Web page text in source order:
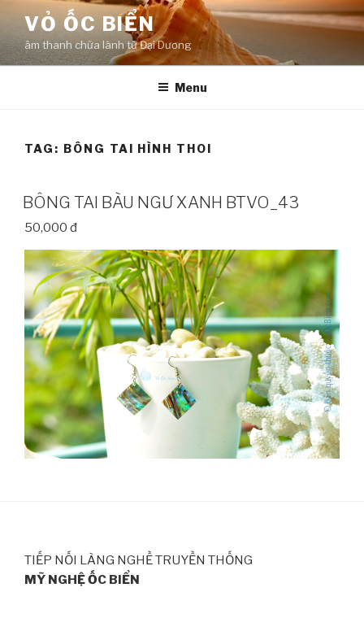
content
VỎ ỐC BIỂN
âm thanh chữa lành từ Đại Dương
Menu
TAG: BÔNG TAI HÌNH THOI
BÔNG TAI BÀU NGƯ XANH BTVO_43
50,000 đ
TIẾP NỐI LÀNG NGHỀ TRUYỀN THỐNG
MỸ NGHỆ ỐC BIỂN